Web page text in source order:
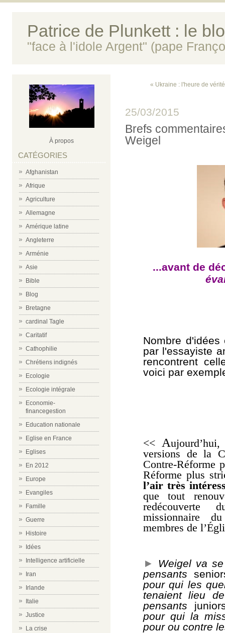
Patrice de Plunkett : le
"face à l'idole Argent" (pape
À propos
CATÉGORIES
Afghanistan
Afrique
Agriculture
Allemagne
Amérique latine
Angleterre
Arménie
Asie
Bible
Blog
Bretagne
cardinal Tagle
Caritatif
Cathophilie
Chrétiens indignés
Ecologie
Ecologie intégrale
Economie-
financegestion
Education nationale
Eglise en France
Eglises
En 2012
Europe
Evangiles
Famille
Guerre
Histoire
Idées
Intelligence artificielle
Iran
Irlande
Italie
Justice
La crise
« Ukraine : l'heure de vérité
25/03/2015
Brefs
Weigel
...avant de
Nombre
par l'essayiste
rencontrent
voici par
<< A
versions de la
Contre-Réforme
Réforme plus
l’air très
que tout
redécouverte
missionnaire
membres de
►
Weigel va
pensants
pour qui les
tenaient lieu
pensants
pour qui la
pour ou contre